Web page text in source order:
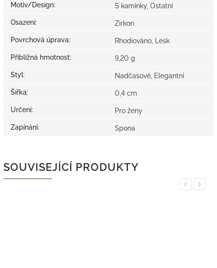
Motiv/Design: S kamínky, Ostatní
Osazení: Zirkon
Povrchová úprava: Rhodiováno, Lesk
Přibližná hmotnost: 9,20 g
Styl: Nadčasové, Elegantní
Šířka: 0,4 cm
Určení: Pro ženy
Zapínání: Spona
SOUVISEJÍCÍ PRODUKTY
Previous
Next